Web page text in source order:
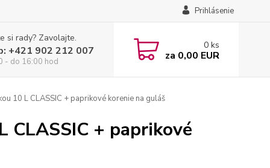
Prihlásenie
si rady? Zavolajte.
+421 902 212 007
- do 16:00 hod
0 ks
za 0,00 EUR
10 L CLASSIC + paprikové korenie na guláš
+ paprikové